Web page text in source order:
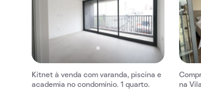
Kitnet à venda com varanda, piscina e
academia no condomínio. 1 quarto.
na